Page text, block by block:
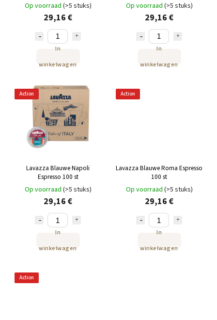
Op voorraad (>5 stuks)
29,16 €
In
winkelwagen
Op voorraad (>5 stuks)
29,16 €
In
winkelwagen
Action
Lavazza Blauwe Napoli
Espresso 100 st
Op voorraad (>5 stuks)
29,16 €
In
winkelwagen
Action
Lavazza Blauwe Roma Espresso
100 st
Op voorraad (>5 stuks)
29,16 €
In
winkelwagen
Action